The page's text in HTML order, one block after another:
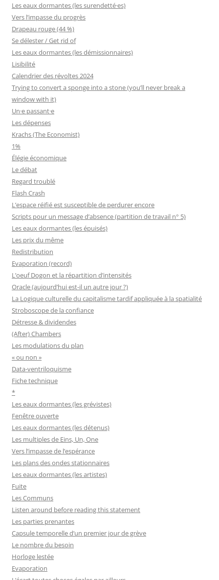
Les eaux dormantes (les surendetté·es)
Vers l’impasse du progrès
Drapeau rouge (44 %)
Se délester / Get rid of
Les eaux dormantes (les démissionnaires)
Lisibilité
Calendrier des révoltes 2024
Trying to convert a sponge into a stone (you’ll never break a
window with it)
Un·e passant·e
Les dépenses
Krachs (The Economist)
1%
Élégie économique
Le débat
Regard troublé
Flash Crash
L’espace réifié est susceptible de perdurer encore
Scripts pour un message d’absence (partition de travail n° 5)
Les eaux dormantes (les épuisés)
Les prix du même
Redistribution
Evaporation (record)
L’oeuf Dogon et la répartition d’intensités
Oracle (aujourd’hui est-il un autre jour ?)
La Logique culturelle du capitalisme tardif appliquée à la spatialité
Stroboscope de la confiance
Détresse & dividendes
(After) Chambers
Les modulations du plan
« ou non »
Data-ventriloquisme
Fiche technique
*
Les eaux dormantes (les grévistes)
Fenêtre ouverte
Les eaux dormantes (les détenus)
Les multiples de Eins, Un, One
Vers l’impasse de l’espérance
Les plans des ondes stationnaires
Les eaux dormantes (les artistes)
Fuite
Les Communs
Listen around before reading this statement
Les parties prenantes
Capsule temporelle d’un premier jour de grève
Le nombre du besoin
Horloge lestée
Evaporation